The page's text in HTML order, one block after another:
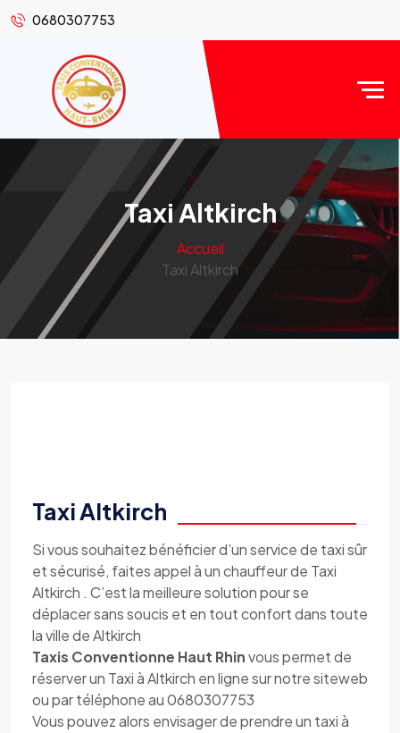
0680307753
Taxi Altkirch
Accueil
Taxi Altkirch
Taxi Altkirch
Si vous souhaitez bénéficier d’un service de taxi sûr
et sécurisé, faites appel à un chauffeur de Taxi
Altkirch . C’est la meilleure solution pour se
déplacer sans soucis et en tout confort dans toute
la ville de Altkirch
Taxis Conventionne Haut Rhinvous permet de
réserver un Taxi à Altkirch en ligne sur notre siteweb
ou par téléphone au 0680307753
Vous pouvez alors envisager de prendre un taxi à